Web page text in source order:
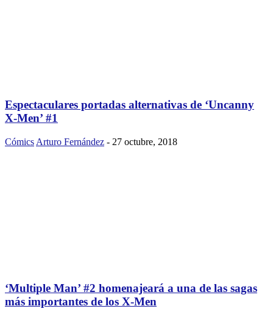
Espectaculares portadas alternativas de ‘Uncanny
X-Men’ #1
Cómics Arturo Fernández - 27 octubre, 2018
‘Multiple Man’ #2 homenajeará a una de las sagas
más importantes de los X-Men